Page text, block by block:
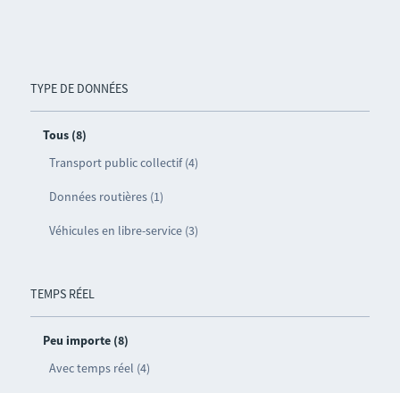
TYPE DE DONNÉES
Tous (8)
Transport public collectif (4)
Données routières (1)
Véhicules en libre-service (3)
TEMPS RÉEL
Peu importe (8)
Avec temps réel (4)